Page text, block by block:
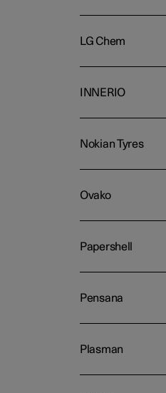
LG Chem
INNERIO
Nokian Tyres
Ovako
Papershell
Pensana
Plasman